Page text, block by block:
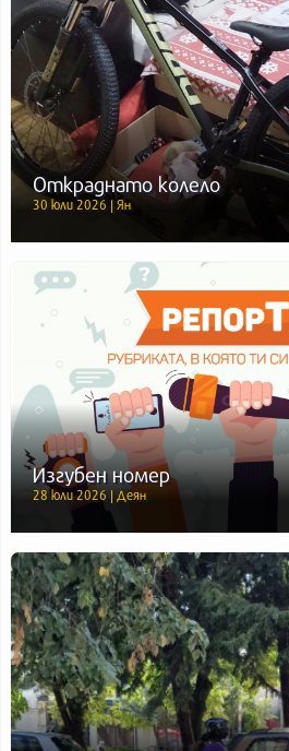
Откраднато колело
30 юли 2026 | Ян
Изгубен номер
28 юли 2026 | Деян